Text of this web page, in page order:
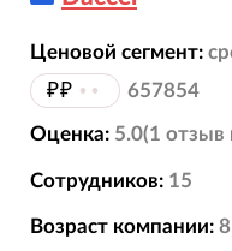
Ценовой сегмент:
₽₽ •• 657854
Оценка: 5.0(1 отзыв
Сотрудников: 15
Возраст компании: 8